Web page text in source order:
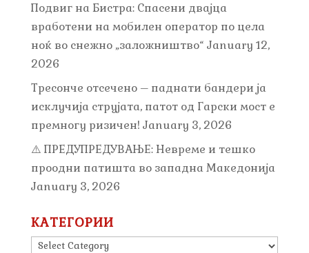
Подвиг на Бистра: Спасени двајца
вработени на мобилен оператор по цела
ноќ во снежно „заложништво“ January 12,
2026
Тресонче отсечено – паднати бандери ја
исклучија струјата, патот од Гарски мост е
премногу ризичен! January 3, 2026
⚠️ ПРЕДУПРЕДУВАЊЕ: Невреме и тешко
проодни патишта во западна Македонија
January 3, 2026
КАТЕГОРИИ
КАТЕГОРИИ